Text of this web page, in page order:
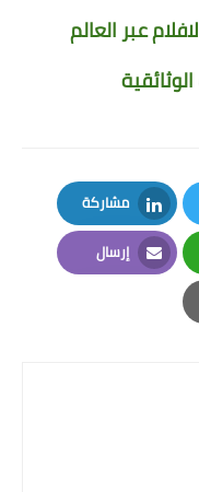
مشاركة
LinkedIn
إرسال
Email